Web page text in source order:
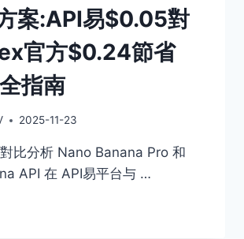
案:API易$0.05對
官方$0.24節省
指南
2025-11-23
比分析 Nano Banana Pro 和
API 在 API易平台与 …